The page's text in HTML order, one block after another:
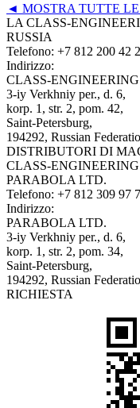
◄ MOSTRA TUTTE LE
LA CLASS-
RUSSIA
Telefono: +7 812 200 42
Indirizzo:
CLASS-ENGINEERING
3-iy Verkhniy per., d. 6,
korp. 1, str. 2, pom. 42,
Saint-Petersburg,
194292, Russian
DISTRIBUTORI DI
CLASS-
PARABOLA LTD.
Telefono: +7 812 309 97
Indirizzo:
PARABOLA LTD.
3-iy Verkhniy per., d. 6,
korp. 1, str. 2, pom. 34,
Saint-Petersburg,
194292, Russian
RICHIESTA